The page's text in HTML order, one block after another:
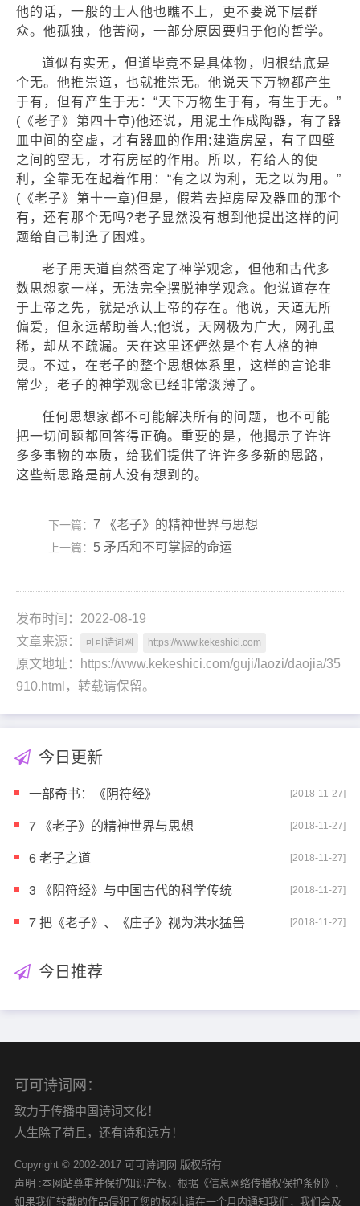
他的话，一般的士人他也瞧不上，更不要说下层群
众。他孤独，他苦闷，一部分原因要归于他的哲学。
道似有实无，但道毕竟不是具体物，归根结底是
个无。他推崇道，也就推崇无。他说天下万物都产生
于有，但有产生于无：“天下万物生于有，有生于无。”
(《老子》第四十章)他还说，用泥土作成陶器，有了器
皿中间的空虚，才有器皿的作用;建造房屋，有了四壁
之间的空无，才有房屋的作用。所以，有给人的便
利，全靠无在起着作用：“有之以为利，无之以为用。”
(《老子》第十一章)但是，假若去掉房屋及器皿的那个
有，还有那个无吗?老子显然没有想到他提出这样的问
题给自己制造了困难。
老子用天道自然否定了神学观念，但他和古代多
数思想家一样，无法完全摆脱神学观念。他说道存在
于上帝之先，就是承认上帝的存在。他说，天道无所
偏爱，但永远帮助善人;他说，天网极为广大，网孔虽
稀，却从不疏漏。天在这里还俨然是个有人格的神
灵。不过，在老子的整个思想体系里，这样的言论非
常少，老子的神学观念已经非常淡薄了。
任何思想家都不可能解决所有的问题，也不可能
把一切问题都回答得正确。重要的是，他揭示了许许
多多事物的本质，给我们提供了许许多多新的思路，
这些新思路是前人没有想到的。
下一篇： 7 《老子》的精神世界与思想
上一篇： 5 矛盾和不可掌握的命运
发布时间：2022-08-19
文章来源：
可可诗词网 https://www.kekeshici.com
原文地址：https://www.kekeshici.com/guji/laozi/daojia/35
910.html，转载请保留。
今日更新
一部奇书：《阴符经》 [2018-11-27]
7 《老子》的精神世界与思想 [2018-11-27]
6 老子之道 [2018-11-27]
3 《阴符经》与中国古代的科学传统 [2018-11-27]
7 把《老子》、《庄子》视为洪水猛兽 [2018-11-27]
今日推荐
可可诗词网：
致力于传播中国诗词文化！
人生除了苟且，还有诗和远方！
Copyright © 2002-2017 可可诗词网 版权所有
声明 :本网站尊重并保护知识产权，根据《信息网络传播权保护条例》，
如果我们转载的作品侵犯了您的权利,请在一个月内通知我们，我们会及